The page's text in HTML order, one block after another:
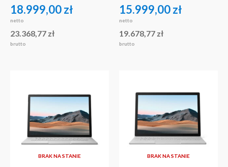
18.999,00zł
netto
23.368,77 zł
brutto
15.999,00zł
netto
19.678,77 zł
brutto
BRAK NA STANIE BRAK NA STANIE